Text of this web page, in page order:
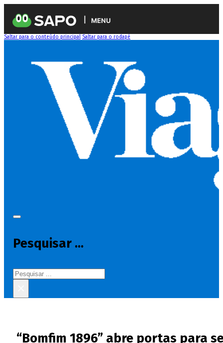
MENU
Saltar para o conteúdo principal Saltar para o rodapé
Pesquisar ...
Pesquisar
“Bomfim 1896” abre portas para